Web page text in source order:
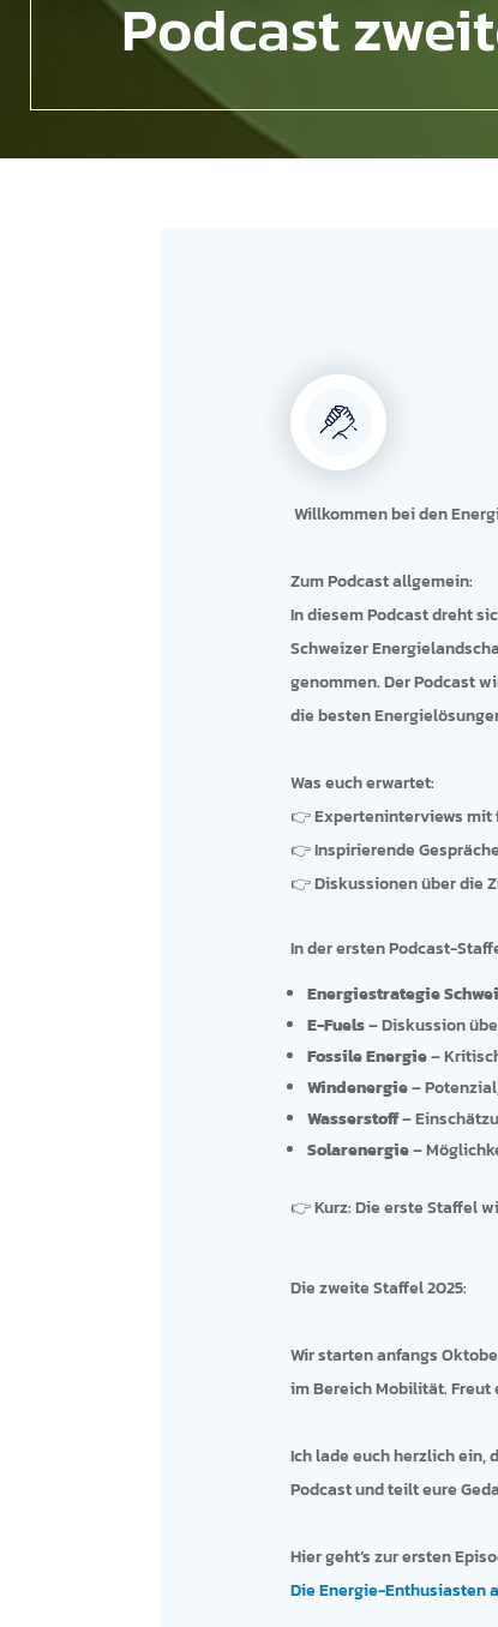
Podcast
Willkommen bei den
Zum Podcast allgemein:
In diesem Podcast dreht
Schweizer
genommen. Der Podcast
die besten
Was euch erwartet:
👉 Experteninterviews mit
👉 Inspirierende
👉 Diskussionen über die
In der ersten Podcast-
Energiestrategie
E-Fuels– Diskussion
Fossile Energie–
Windenergie–
Wasserstoff–
Solarenergie–
👉 Kurz: Die erste Staffel
Die zweite Staffel 2025:
Wir starten anfangs
im Bereich Mobilität. Freut
Ich lade euch herzlich ein,
Podcast und teilt eure
Hier geht’s zur ersten
Die Energie-Enthusiasten